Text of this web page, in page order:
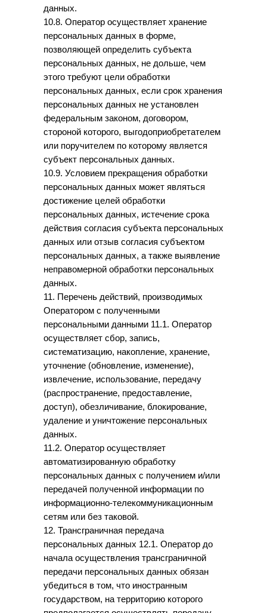
данных.
10.8. Оператор осуществляет хранение
персональных данных в форме,
позволяющей определить субъекта
персональных данных, не дольше, чем
этого требуют цели обработки
персональных данных, если срок хранения
персональных данных не установлен
федеральным законом, договором,
стороной которого, выгодоприобретателем
или поручителем по которому является
субъект персональных данных.
10.9. Условием прекращения обработки
персональных данных может являться
достижение целей обработки
персональных данных, истечение срока
действия согласия субъекта персональных
данных или отзыв согласия субъектом
персональных данных, а также выявление
неправомерной обработки персональных
данных.
11. Перечень действий, производимых
Оператором с полученными
персональными данными 11.1. Оператор
осуществляет сбор, запись,
систематизацию, накопление, хранение,
уточнение (обновление, изменение),
извлечение, использование, передачу
(распространение, предоставление,
доступ), обезличивание, блокирование,
удаление и уничтожение персональных
данных.
11.2. Оператор осуществляет
автоматизированную обработку
персональных данных с получением и/или
передачей полученной информации по
информационно-телекоммуникационным
сетям или без таковой.
12. Трансграничная передача
персональных данных 12.1. Оператор до
начала осуществления трансграничной
передачи персональных данных обязан
убедиться в том, что иностранным
государством, на территорию которого